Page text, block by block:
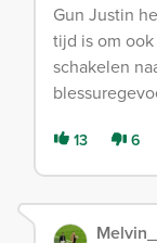
Gun Justin
tijd is om
schakelen
13 6